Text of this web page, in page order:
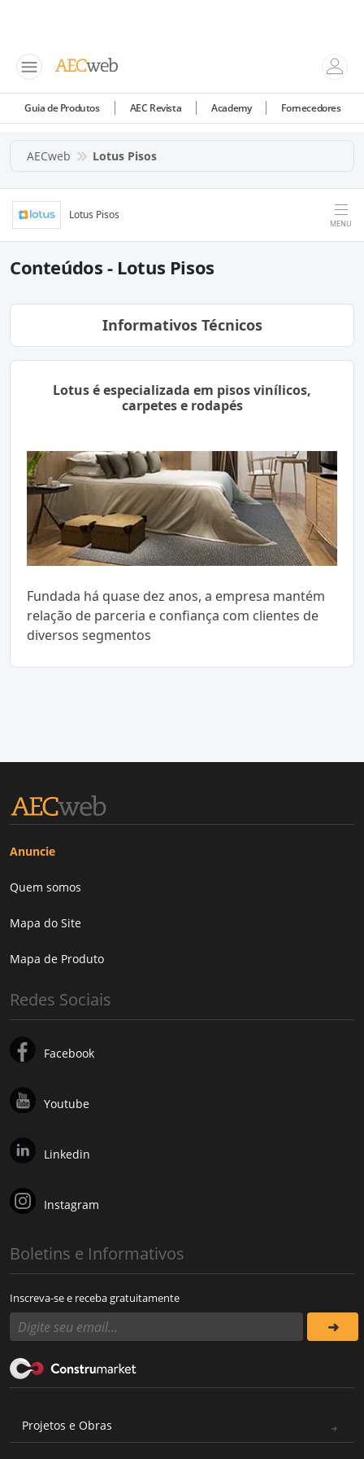
Guia de Produtos AEC Revista Academy Fornecedores
AECweb Lotus Pisos
Lotus Pisos
MENU
Conteúdos - Lotus Pisos
Informativos Técnicos
Lotus é especializada em pisos vinílicos,
carpetes e rodapés
Fundada há quase dez anos, a empresa mantém
relação de parceria e confiança com clientes de
diversos segmentos
Anuncie
Quem somos
Mapa do Site
Mapa de Produto
Redes Sociais
Facebook
Youtube
Linkedin
Instagram
Boletins e Informativos
Inscreva-se e receba gratuitamente
Projetos e Obras